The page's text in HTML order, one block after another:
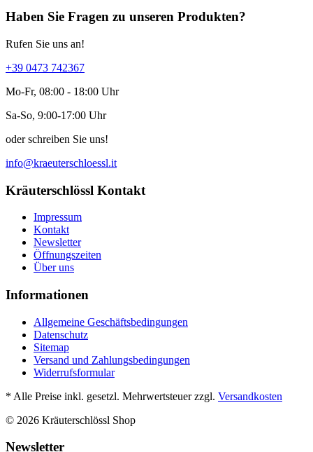
Haben Sie Fragen zu unseren Produkten?
Rufen Sie uns an!
+39 0473 742367
Mo-Fr, 08:00 - 18:00 Uhr
Sa-So, 9:00-17:00 Uhr
oder schreiben Sie uns!
info@kraeuterschloessl.it
Kräuterschlössl Kontakt
Impressum
Kontakt
Newsletter
Öffnungszeiten
Über uns
Informationen
Allgemeine Geschäftsbedingungen
Datenschutz
Sitemap
Versand und Zahlungsbedingungen
Widerrufsformular
* Alle Preise inkl. gesetzl. Mehrwertsteuer zzgl. Versandkosten
© 2026 Kräuterschlössl Shop
Newsletter